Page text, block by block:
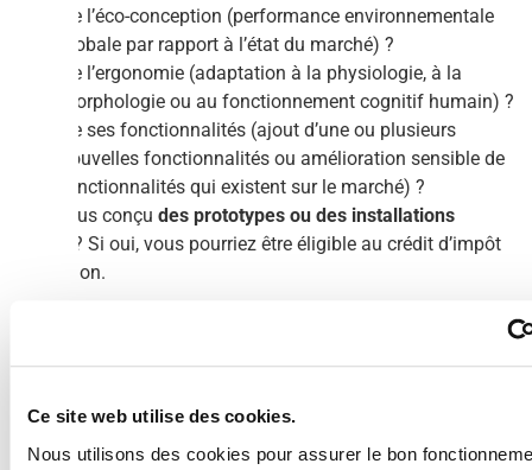
Ce site web utilise des cookies.
Nous utilisons des cookies pour assurer le bon
De l’éco-conception (performance environnementale
globale par rapport à l’état du marché) ?
De l’ergonomie (adaptation à la physiologie, à la
morphologie ou au fonctionnement cognitif humain) ?
De ses fonctionnalités (ajout d’une ou plusieurs
nouvelles fonctionnalités ou amélioration sensible de
fonctionnalités qui existent sur le marché) ?
Avez-vous conçu des prototypes ou des installations
? Si oui, vous pourriez être éligible au crédit d’impôt
innovation.
d’impôt recherche et/ou du crédit d’impôt innovation, c’est le
moment de vous faire accompagner par unexpert en